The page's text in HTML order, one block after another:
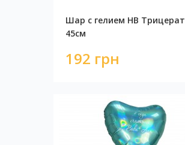
Шар с гелием НВ
45см
192 грн